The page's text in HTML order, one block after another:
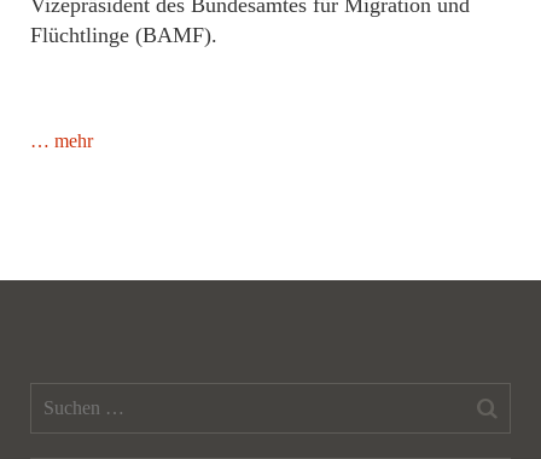
Flüchtlinge (BAMF).
… mehr